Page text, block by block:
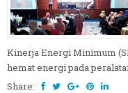
Kinerja Energi Minimum
hemat energi pada
Share: